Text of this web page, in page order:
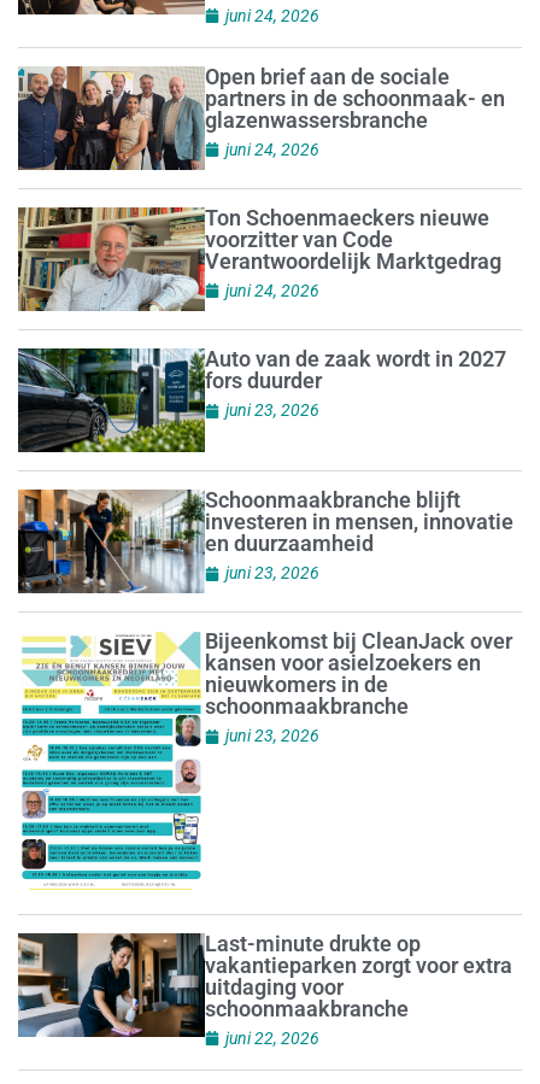
juni 24, 2026
Open brief aan de sociale
partners in de schoonmaak- en
glazenwassersbranche
juni 24, 2026
Ton Schoenmaeckers nieuwe
voorzitter van Code
Verantwoordelijk Marktgedrag
juni 24, 2026
Auto van de zaak wordt in 2027
fors duurder
juni 23, 2026
Schoonmaakbranche blijft
investeren in mensen, innovatie
en duurzaamheid
juni 23, 2026
Bijeenkomst bij CleanJack over
kansen voor asielzoekers en
nieuwkomers in de
schoonmaakbranche
juni 23, 2026
Last-minute drukte op
vakantieparken zorgt voor extra
uitdaging voor
schoonmaakbranche
juni 22, 2026